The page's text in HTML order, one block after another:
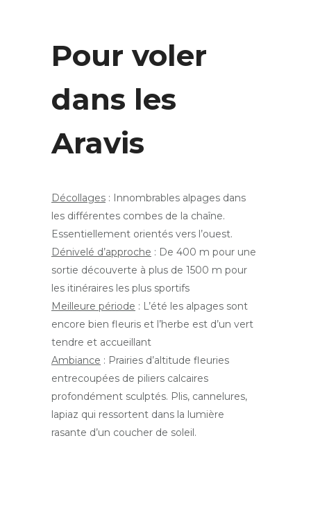
Pour voler
dans les
Aravis
Décollages : Innombrables alpages dans
les différentes combes de la chaîne.
Essentiellement orientés vers l’ouest.
Dénivelé d’approche : De 400 m pour une
sortie découverte à plus de 1500 m pour
les itinéraires les plus sportifs
Meilleure période : L’été les alpages sont
encore bien fleuris et l’herbe est d’un vert
tendre et accueillant
Ambiance : Prairies d’altitude fleuries
entrecoupées de piliers calcaires
profondément sculptés. Plis, cannelures,
lapiaz qui ressortent dans la lumière
rasante d’un coucher de soleil.